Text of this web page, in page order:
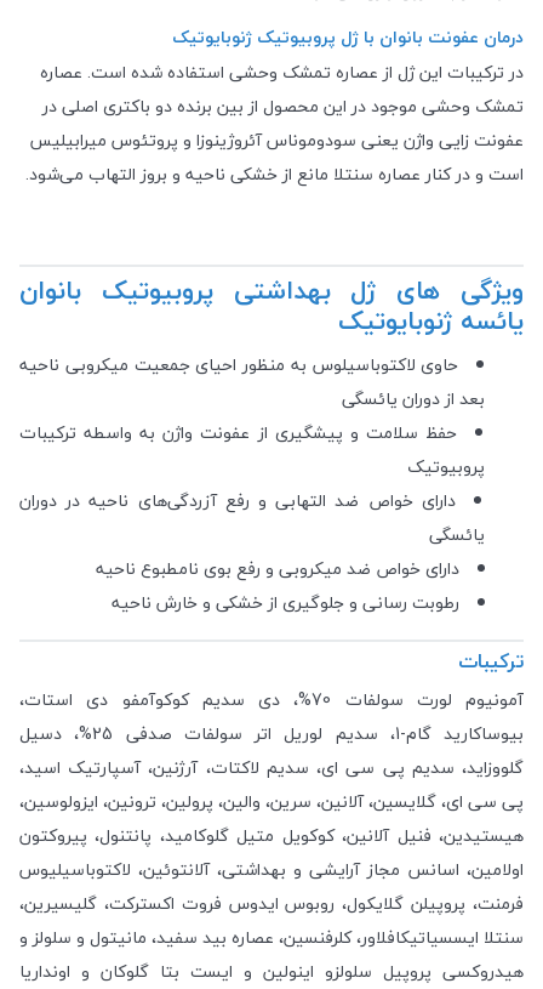
درمان عفونت بانوان با ژل پروبیوتیک ژنوبایوتیک
در ترکیبات این ژل از عصاره تمشک وحشی استفاده شده است. عصاره
تمشک وحشی موجود در این محصول از بین برنده دو باکتری اصلی در
عفونت زایی واژن یعنی سودوموناس آئروژینوزا و پروتئوس میرابیلیس
است و در کنار عصاره سنتلا مانع از خشکی ناحیه و بروز التهاب می‌شود.
ویژگی های ژل بهداشتی پروبیوتیک بانوان
یائسه ژنوبایوتیک
حاوی لاکتوباسیلوس به منظور احیای جمعیت میکروبی ناحیه
بعد از دوران یائسگی
حفظ سلامت و پیشگیری از عفونت واژن به واسطه ترکیبات
پروبیوتیک
دارای خواص ضد التهابی و رفع آزردگی‌های ناحیه در دوران
یائسگی
دارای خواص ضد میکروبی و رفع بوی نامطبوع ناحیه
رطوبت رسانی و جلوگیری از خشکی و خارش ناحیه
ترکیبات
آمونیوم لورت سولفات 70%، دی سدیم کوکوآمفو دی استات،
بیوساکارید گام-1، سدیم لوریل اتر سولفات صدفی 25%، دسیل
گلووزاید، سدیم پی سی ای، سدیم لاکتات، آرژنین، آسپارتیک اسید،
پی سی ای، گلایسین، آلانین، سرین، والین، پرولین، ترونین، ایزولوسین،
هیستیدین، فنیل آلانین، کوکویل متیل گلوکامید، پانتنول، پیروکتون
اولامین، اسانس مجاز آرایشی و بهداشتی، آلانتوئین، لاکتوباسیلیوس
فرمنت، پروپیلن گلایکول، روبوس ایدوس فروت اکسترکت، گلیسیرین،
سنتلا ایسسیاتیکافلاور، کلرفنسین، عصاره بید سفید، مانیتول و سلولز و
هیدروکسی پروپیل سلولزو اینولین و ایست بتا گلوکان و اونداریا